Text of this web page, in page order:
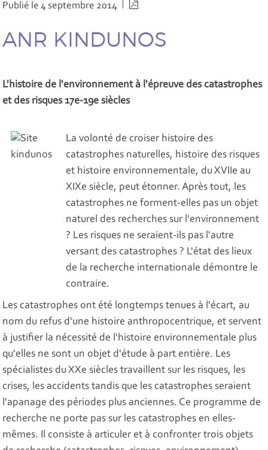
Publié le 4 septembre 2014
ANR KINDUNOS
L'histoire de l'environnement à l'épreuve des catastrophes
et des risques 17e-19e siècles
La volonté de croiser histoire des
catastrophes naturelles, histoire des risques
et histoire environnementale, du XVIIe au
XIXe siècle, peut étonner. Après tout, les
catastrophes ne forment-elles pas un objet
naturel des recherches sur l'environnement
? Les risques ne seraient-ils pas l'autre
versant des catastrophes ? L'état des lieux
de la recherche internationale démontre le
contraire.
Les catastrophes ont été longtemps tenues à l'écart, au
nom du refus d'une histoire anthropocentrique, et servent
à justifier la nécessité de l'histoire environnementale plus
qu'elles ne sont un objet d'étude à part entière. Les
spécialistes du XXe siècles travaillent sur les risques, les
crises, les accidents tandis que les catastrophes seraient
l'apanage des périodes plus anciennes. Ce programme de
recherche ne porte pas sur les catastrophes en elles-
mêmes. Il consiste à articuler et à confronter trois objets